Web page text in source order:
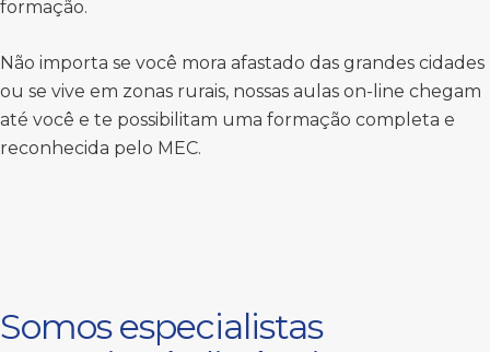
formação.
Não importa se você mora afastado das grandes cidades
ou se vive em zonas rurais, nossas aulas on-line chegam
até você e te possibilitam uma formação completa e
reconhecida pelo MEC.
Somos especialistas